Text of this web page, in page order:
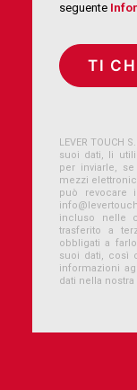
seguente
LEVER TOUCH
suoi dati, li
per inviarle,
mezzi
può revocare
incluso nelle
trasferito a
obbligati a
suoi dati, così
informazioni
dati nella